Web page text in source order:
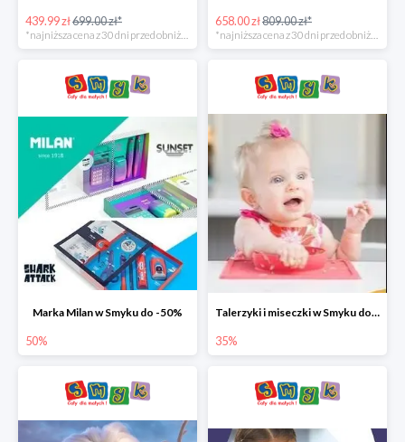
439.99 zł699.00 zł* 658.00 zł809.00 zł*
Marka Milan w Smyku do -50%
50%
Talerzyki i miseczki w Smyku do -35%
35%